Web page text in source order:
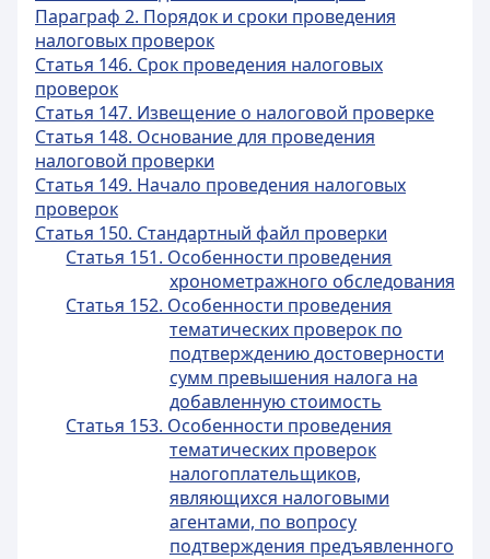
Параграф 2. Порядок и сроки проведения
налоговых проверок
Статья 146. Срок проведения налоговых
проверок
Статья 147. Извещение о налоговой проверке
Статья 148. Основание для проведения
налоговой проверки
Статья 149. Начало проведения налоговых
проверок
Статья 150. Стандартный файл проверки
Статья 151. Особенности проведения
хронометражного обследования
Статья 152. Особенности проведения
тематических проверок по
подтверждению достоверности
сумм превышения налога на
добавленную стоимость
Статья 153. Особенности проведения
тематических проверок
налогоплательщиков,
являющихся налоговыми
агентами, по вопросу
подтверждения предъявленного